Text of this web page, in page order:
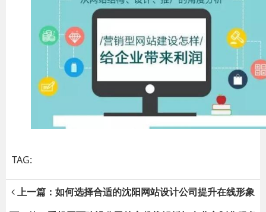
TAG:
上一篇：如何选择合适的沈阳网站设计公司提升在线形象